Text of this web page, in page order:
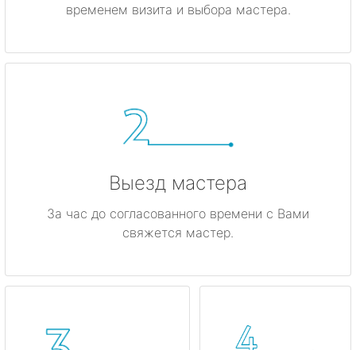
временем визита и выбора мастера.
Выезд мастера
За час до согласованного времени с Вами
свяжется мастер.